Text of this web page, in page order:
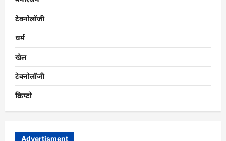
टेक्नोलॉजी
धर्म
खेल
टेक्नोलॉजी
क्रिप्टो
Advertisment